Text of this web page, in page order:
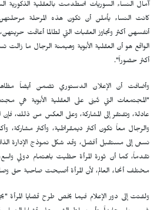
آمال النساء السوريات اصطدمت بالعقلية الذكورية
كانت النساء يأملن أن تكون هذه المرحلة
أنفسهن أكثر وتجاوز العقبات التي لطالما أعاقت
الواقع هو أن العقلية الأبوية وهيمنة الرجال ما
أكثر حضوراً".
وأضافت أن الإعلان الدستوري تضمن أيضاً
"المجتمعات التي تُبنى على العقلية الأبوية هي
عادلة، وتفتقر إلى المشاركة، وعلى العكس من ذلك، فإن
والرجال معاً تكون أكثر ديمقراطية، وأكثر مشاركة،
نسعى إلى مستقبل أفضل، وقد شكل نموذج الإدارة
تقدماً، كما أن ثورة المرأة حظيت باهتمام دولي
مختلف أنحاء العالم، لأن المرأة أصبحت صاحبة حق
ولفتت إلى دور الإعلام فيما يخص طرح قضايا المرأة